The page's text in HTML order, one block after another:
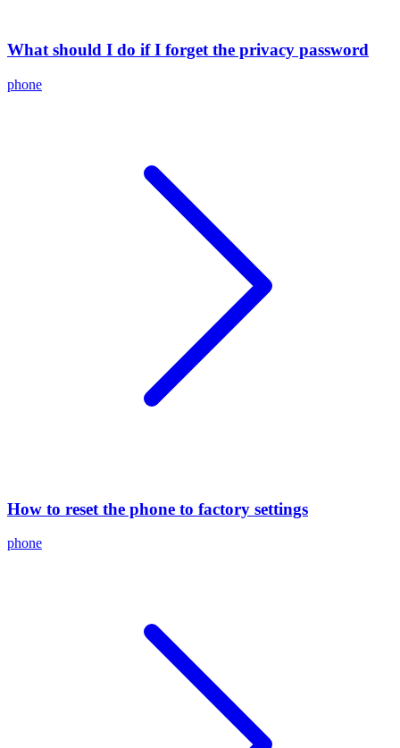
What should I do if I forget the privacy password
phone
How to reset the phone to factory settings
phone